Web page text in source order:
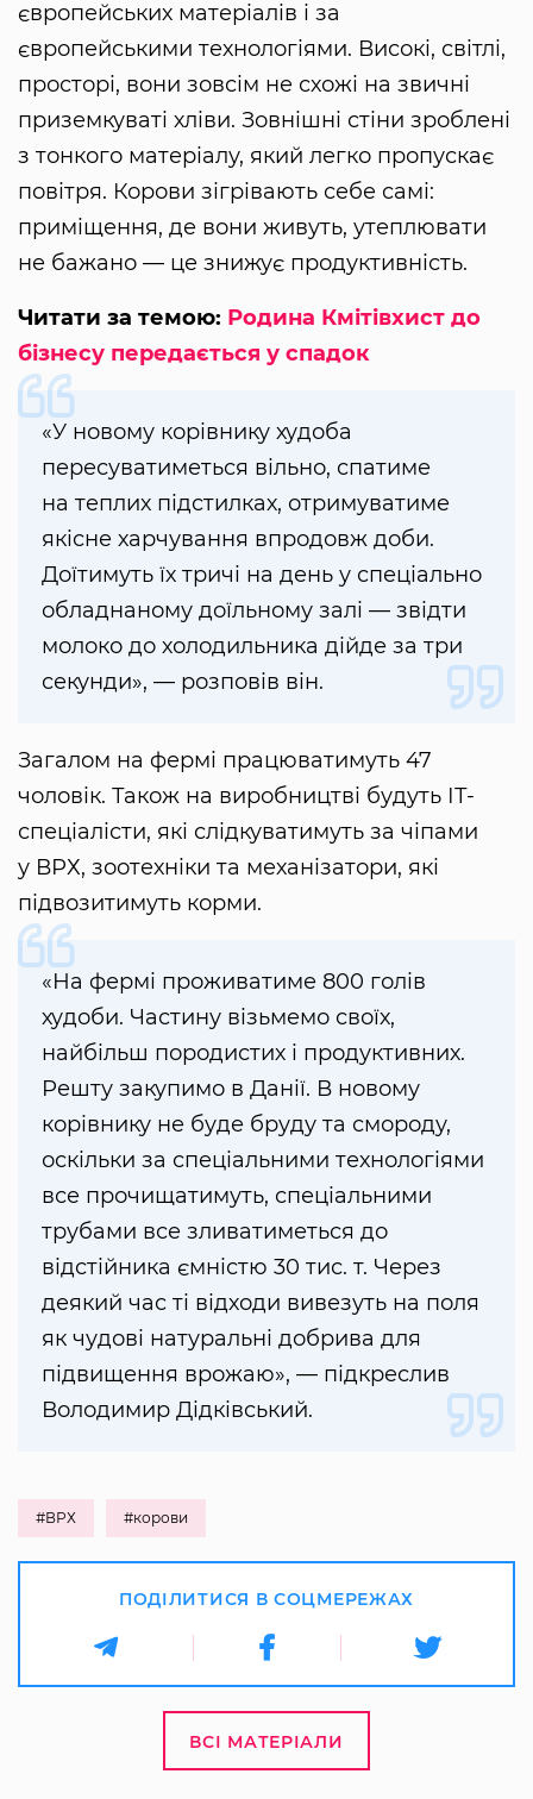
європейських матеріалів і за
європейськими технологіями. Високі, світлі,
просторі, вони зовсім не схожі на звичні
приземкуваті хліви. Зовнішні стіни зроблені
з тонкого матеріалу, який легко пропускає
повітря. Корови зігрівають себе самі:
приміщення, де вони живуть, утеплювати
не бажано — це знижує продуктивність.
Читати за темою: Родина Кмітівхист до
бізнесу передається у спадок
«У новому корівнику худоба
пересуватиметься вільно, спатиме
на теплих підстилках, отримуватиме
якісне харчування впродовж доби.
Доїтимуть їх тричі на день у спеціально
обладнаному доїльному залі — звідти
молоко до холодильника дійде за три
секунди», — розповів він.
Загалом на фермі працюватимуть 47
чоловік. Також на виробництві будуть ІТ-
спеціалісти, які слідкуватимуть за чіпами
у ВРХ, зоотехніки та механізатори, які
підвозитимуть корми.
«На фермі проживатиме 800 голів
худоби. Частину візьмемо своїх,
найбільш породистих і продуктивних.
Решту закупимо в Данії. В новому
корівнику не буде бруду та смороду,
оскільки за спеціальними технологіями
все прочищатимуть, спеціальними
трубами все зливатиметься до
відстійника ємністю 30 тис. т. Через
деякий час ті відходи вивезуть на поля
як чудові натуральні добрива для
підвищення врожаю», — підкреслив
Володимир Дідківський.
#ВРХ #корови
ПОДІЛИТИСЯ В СОЦМЕРЕЖАХ
ВСІ МАТЕРІАЛИ